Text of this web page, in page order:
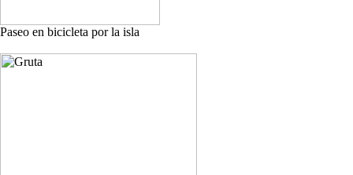
Paseo en bicicleta por la isla